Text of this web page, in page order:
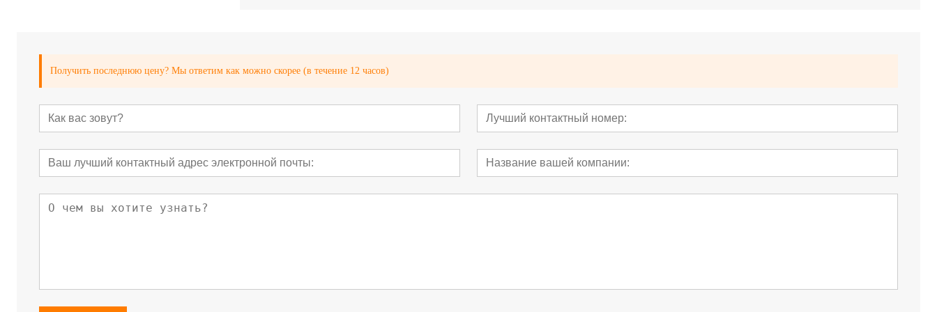
Получить последнюю цену? Мы ответим как можно скорее (в течение 12 часов)